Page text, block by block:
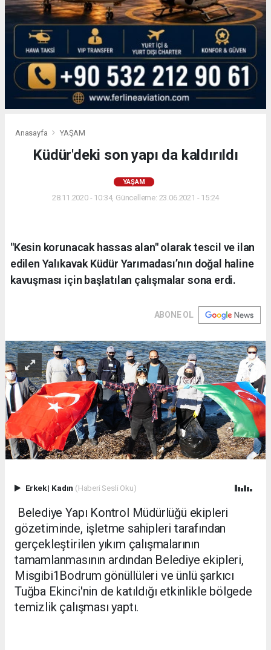
Anasayfa YAŞAM
Küdür'deki son yapı da kaldırıldı
YAŞAM
28.11.2020 - 10:34, Güncelleme: 23.06.2021 - 15:24
"Kesin korunacak hassas alan" olarak tescil ve ilan
edilen Yalıkavak Küdür Yarımadası’nın doğal haline
kavuşması için başlatılan çalışmalar sona erdi.
ABONE OL
Erkek| Kadın (Haberi Sesli Oku)
Belediye Yapı Kontrol Müdürlüğü ekipleri
gözetiminde, işletme sahipleri tarafından
gerçekleştirilen yıkım çalışmalarının
tamamlanmasının ardından Belediye ekipleri,
Misgibi1Bodrum gönüllüleri ve ünlü şarkıcı
Tuğba Ekinci'nin de katıldığı etkinlikle bölgede
temizlik çalışması yaptı.